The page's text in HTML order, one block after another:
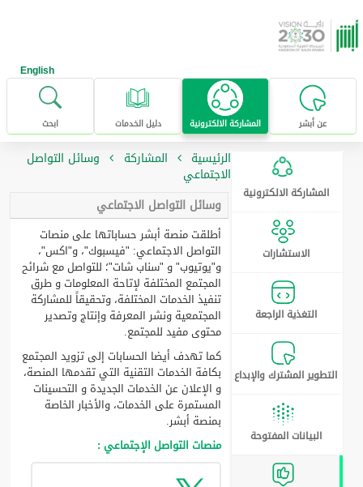
تخطى للإنتقال إلى المحتوى الرئيسي
English
عن أبشر المشاركة الالكترونية دليل الخدمات ابحث
المشاركة الالكترونية
الاستشارات
التغذية الراجعة
التطوير المشترك والإبداع
البيانات المفتوحة
الرئيسية المشاركة وسائل التواصل
الاجتماعي
وسائل التواصل الاجتماعي
أطلقت منصة أبشر حساباتها على منصات
التواصل الاجتماعي: "فيسبوك"، و"اكس"،
و"يوتيوب" و "سناب شات"؛ للتواصل مع شرائح
المجتمع المختلفة لإتاحة المعلومات و طرق
تنفيذ الخدمات المختلفة، وتحقيقاً للمشاركة
المجتمعية ونشر المعرفة وإنتاج وتصدير
محتوى مفيد للمجتمع.
كما تهدف أيضا الحسابات إلى تزويد المجتمع
بكافة الخدمات التقنية التي تقدمها المنصة،
و الإعلان عن الخدمات الجديدة و التحسينات
المستمرة على الخدمات، والأخبار الخاصة
بمنصة أبشر.
منصات التواصل الإجتماعي :